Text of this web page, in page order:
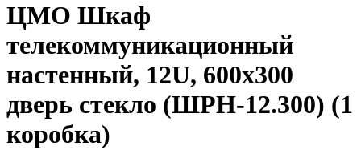
ЦМО Шкаф
телекоммуникационный
настенный, 12U, 600х300
дверь стекло (ШРН-12.300) (1
коробка)